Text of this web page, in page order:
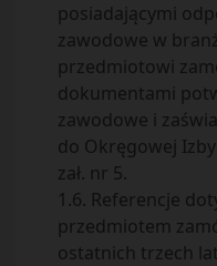
posiadającymi
zawodowe w
przedmiotowi
dokumentami
zawodowe i
do Okręgowej
zał. nr 5.
1.6. Referencje
przedmiotem
ostatnich trzech